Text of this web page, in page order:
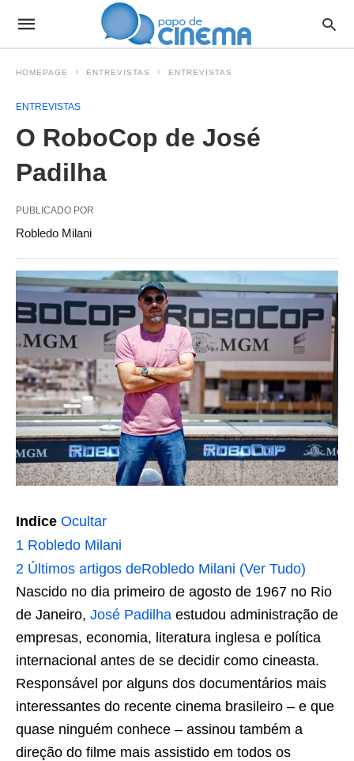
HOMEPAGE ENTREVISTAS ENTREVISTAS
ENTREVISTAS
O RoboCop de José
Padilha
PUBLICADO POR
Robledo Milani
Indice Ocultar
1 Robledo Milani
2 Últimos artigos deRobledo Milani (Ver Tudo)
Nascido no dia primeiro de agosto de 1967 no Rio
de Janeiro, José Padilha estudou administração de
empresas, economia, literatura inglesa e política
internacional antes de se decidir como cineasta.
Responsável por alguns dos documentários mais
interessantes do recente cinema brasileiro – e que
quase ninguém conhece – assinou também a
direção do filme mais assistido em todos os